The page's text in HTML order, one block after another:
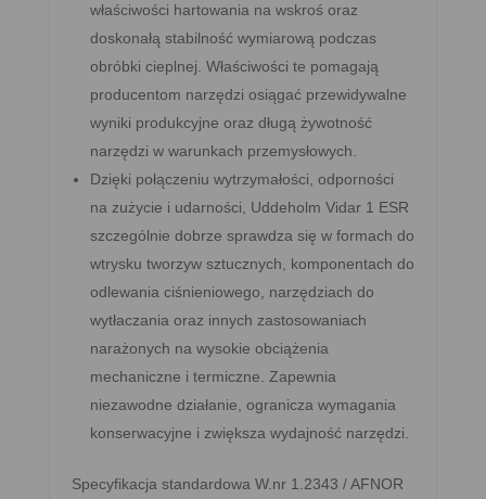
właściwości hartowania na wskroś oraz
doskonałą stabilność wymiarową podczas
obróbki cieplnej. Właściwości te pomagają
producentom narzędzi osiągać przewidywalne
wyniki produkcyjne oraz długą żywotność
narzędzi w warunkach przemysłowych.
Dzięki połączeniu wytrzymałości, odporności
na zużycie i udarności, Uddeholm Vidar 1 ESR
szczególnie dobrze sprawdza się w formach do
wtrysku tworzyw sztucznych, komponentach do
odlewania ciśnieniowego, narzędziach do
wytłaczania oraz innych zastosowaniach
narażonych na wysokie obciążenia
mechaniczne i termiczne. Zapewnia
niezawodne działanie, ogranicza wymagania
konserwacyjne i zwiększa wydajność narzędzi.
Specyfikacja standardowa W.nr 1.2343 / AFNOR